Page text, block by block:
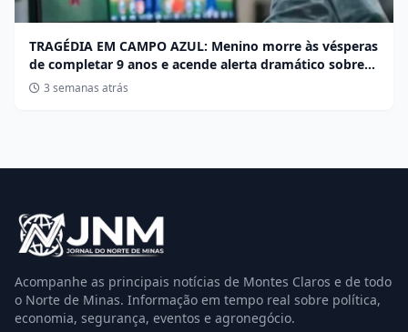
TRAGÉDIA EM CAMPO AZUL: Menino morre às vésperas
de completar 9 anos e acende alerta dramático sobre
desafios no Roblox
3 semanas atrás
Acompanhe as principais notícias de Montes Claros e de todo
o Norte de Minas. Informação em tempo real sobre política,
economia, segurança, eventos e agronegócio.